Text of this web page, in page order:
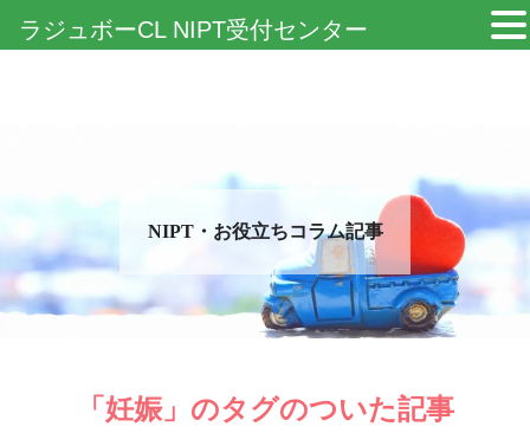
NIPT・お役立ちコラム記事
「妊娠」のタグのついた記事
ラジュボーCL NIPT受付センター